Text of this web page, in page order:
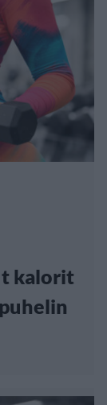
kalorit